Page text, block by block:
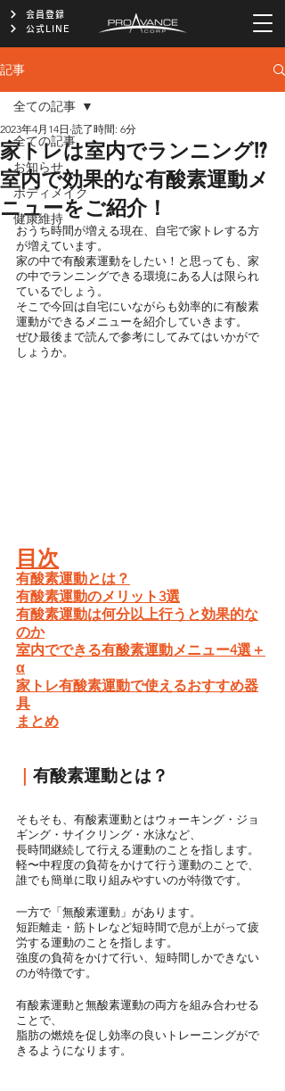
会員登録
公式LINE
記事
全ての記事
お知らせ
ボディメイク
健康維持
全ての記事
家トレは室内でランニング!?
室内で効果的な有酸素運動メ
ニューをご紹介！
2023年4月14日 読了時間: 6分
おうち時間が増える現在、自宅で家トレする方
が増えています。
家の中で有酸素運動をしたい！と思っても、家
の中でランニングできる環境にある人は限られ
ているでしょう。
そこで今回は自宅にいながらも効率的に有酸素
運動ができるメニューを紹介していきます。
ぜひ最後まで読んで参考にしてみてはいかがで
しょうか。
目次
有酸素運動とは？
有酸素運動のメリット3選
有酸素運動は何分以上行うと効果的な
のか
室内でできる有酸素運動メニュー4選＋
α
家トレ有酸素運動で使えるおすすめ器
具
まとめ
有酸素運動とは？
そもそも、有酸素運動とはウォーキング・ジョ
ギング・サイクリング・水泳など、
長時間継続して行える運動のことを指します。
軽〜中程度の負荷をかけて行う運動のことで、
誰でも簡単に取り組みやすいのが特徴です。
一方で「無酸素運動」があります。
短距離走・筋トレなど短時間で息が上がって疲
労する運動のことを指します。
強度の負荷をかけて行い、短時間しかできない
のが特徴です。
有酸素運動と無酸素運動の両方を組み合わせる
ことで、
脂肪の燃焼を促し効率の良いトレーニングがで
きるようになります。